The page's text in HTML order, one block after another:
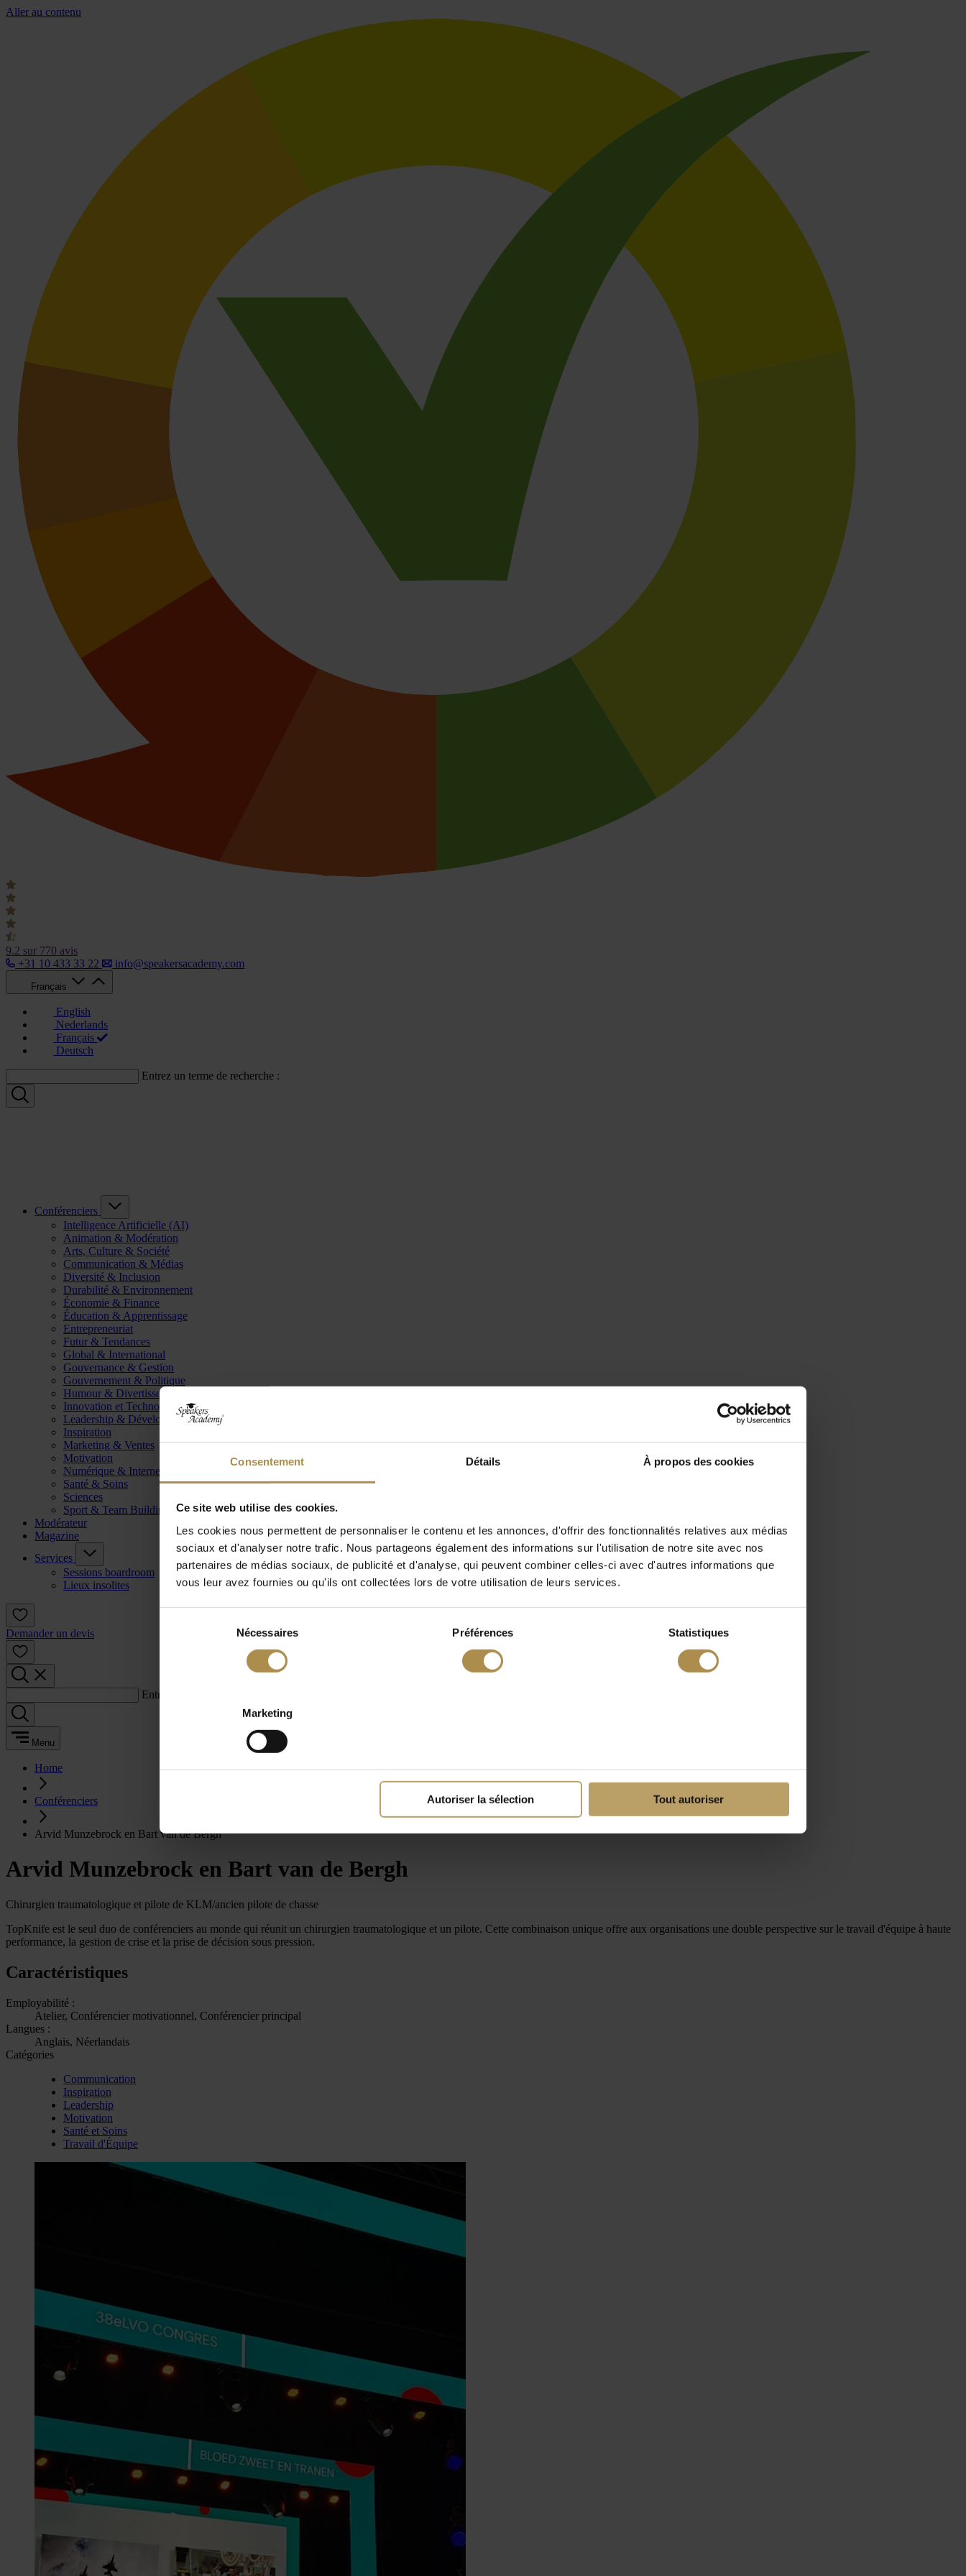
Consentement Détails À propos des cookies
Ce site web utilise des cookies.
Les cookies nous permettent de personnaliser le contenu et les annonces, d'offrir des fonctionnalités relatives aux médias
sociaux et d'analyser notre trafic. Nous partageons également des informations sur l'utilisation de notre site avec nos
partenaires de médias sociaux, de publicité et d'analyse, qui peuvent combiner celles-ci avec d'autres informations que
vous leur avez fournies ou qu'ils ont collectées lors de votre utilisation de leurs services.
Nécessaires Préférences Statistiques
Marketing
Autoriser la sélection Tout autoriser
Aller au contenu
9.2 sur 770 avis
+31 10 433 33 22
info@speakersacademy.com
Français
English
Nederlands
Français
Deutsch
Entrez un terme de recherche :
Conférenciers
Intelligence Artificielle (AI)
Animation & Modération
Arts, Culture & Société
Communication & Médias
Diversité & Inclusion
Durabilité & Environnement
Économie & Finance
Éducation & Apprentissage
Entrepreneuriat
Futur & Tendances
Global & International
Gouvernance & Gestion
Gouvernement & Politique
Humour & Divertissement
Innovation et Technologie
Leadership & Développement
Inspiration
Marketing & Ventes
Motivation
Numérique & Internet
Santé & Soins
Sciences
Sport & Team Building
Modérateur
Magazine
Services
Sessions boardroom
Lieux insolites
Demander un devis
Entrez un terme de recherche :
Menu
Home
Conférenciers
Arvid Munzebrock en Bart van de Bergh
Arvid Munzebrock en Bart van de Bergh
Chirurgien traumatologique et pilote de KLM/ancien pilote de chasse
TopKnife est le seul duo de conférenciers au monde qui réunit un chirurgien traumatologique et un pilote. Cette combinaison unique offre aux organisations une double perspective sur le travail d'équipe à haute
performance, la gestion de crise et la prise de décision sous pression.
Caractéristiques
Employabilité :
Atelier, Conférencier motivationnel, Conférencier principal
Langues :
Anglais, Néerlandais
Catégories
Communication
Inspiration
Leadership
Motivation
Santé et Soins
Travail d'Équipe